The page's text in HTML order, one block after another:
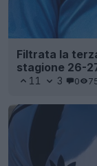
Filtrata la
stagione 26-
11 3 0